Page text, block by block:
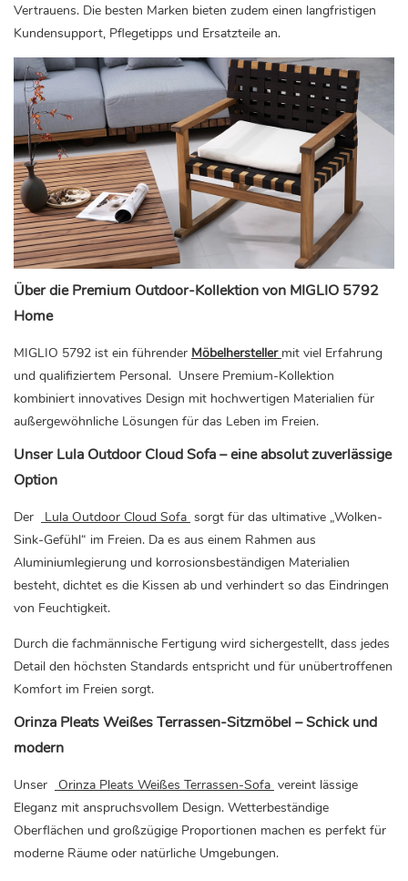
Vertrauens. Die besten Marken bieten zudem einen langfristigen
Kundensupport, Pflegetipps und Ersatzteile an.
Über die Premium Outdoor-Kollektion von MIGLIO 5792
Home
MIGLIO 5792 ist ein führender Möbelhersteller mit viel Erfahrung
und qualifiziertem Personal. Unsere Premium-Kollektion
kombiniert innovatives Design mit hochwertigen Materialien für
außergewöhnliche Lösungen für das Leben im Freien.
Unser Lula Outdoor Cloud Sofa – eine absolut zuverlässige
Option
Der Lula Outdoor Cloud Sofa sorgt für das ultimative „Wolken-
Sink-Gefühl“ im Freien. Da es aus einem Rahmen aus
Aluminiumlegierung und korrosionsbeständigen Materialien
besteht, dichtet es die Kissen ab und verhindert so das Eindringen
von Feuchtigkeit.
Durch die fachmännische Fertigung wird sichergestellt, dass jedes
Detail den höchsten Standards entspricht und für unübertroffenen
Komfort im Freien sorgt.
Orinza Pleats Weißes Terrassen-Sitzmöbel – Schick und
modern
Unser Orinza Pleats Weißes Terrassen-Sofa vereint lässige
Eleganz mit anspruchsvollem Design. Wetterbeständige
Oberflächen und großzügige Proportionen machen es perfekt für
moderne Räume oder natürliche Umgebungen.